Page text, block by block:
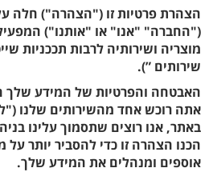
הצהרת פרטיות זו ("הצהרה") חלה
("החברה" "אנו" או "אותנו")
מוצריה ושירותיה לרבות תככניות
שירותים ”).
האבטחה והפרטיות של המידע שלך
אתה רוכש אחד מהשירותים שלנו
באתר, אנו רוצים שתסמוך עלינו
הכנו הצהרה זו כדי להסביר יותר על
אוספים ומנהלים את המידע שלך.